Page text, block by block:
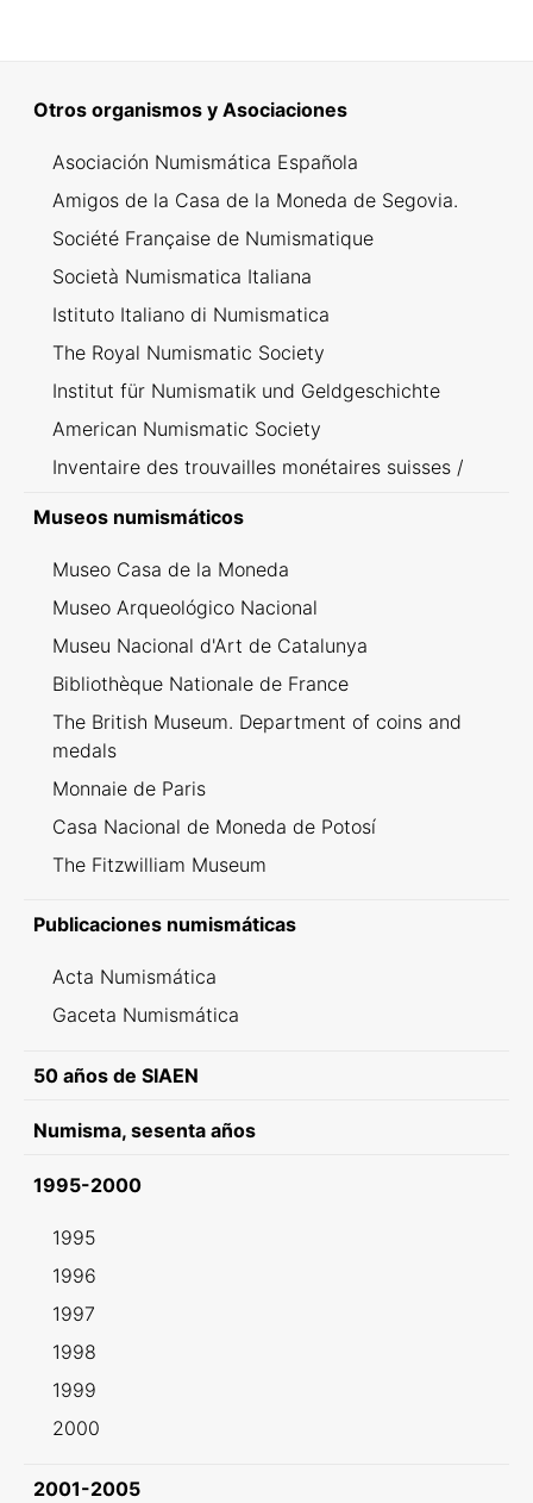
Otros organismos y Asociaciones
Asociación Numismática Española
Amigos de la Casa de la Moneda de Segovia.
Société Française de Numismatique
Società Numismatica Italiana
Istituto Italiano di Numismatica
The Royal Numismatic Society
Institut für Numismatik und Geldgeschichte
American Numismatic Society
Inventaire des trouvailles monétaires suisses /
Museos numismáticos
Museo Casa de la Moneda
Museo Arqueológico Nacional
Museu Nacional d'Art de Catalunya
Bibliothèque Nationale de France
The British Museum. Department of coins and
medals
Monnaie de Paris
Casa Nacional de Moneda de Potosí
The Fitzwilliam Museum
Publicaciones numismáticas
Acta Numismática
Gaceta Numismática
50 años de SIAEN
Numisma, sesenta años
1995-2000
1995
1996
1997
1998
1999
2000
2001-2005